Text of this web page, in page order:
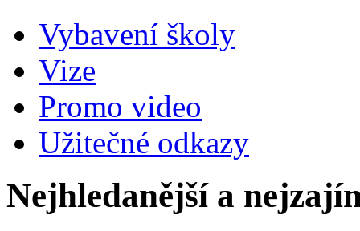
Vybavení školy
Vize
Promo video
Užitečné odkazy
Nejhledanější a